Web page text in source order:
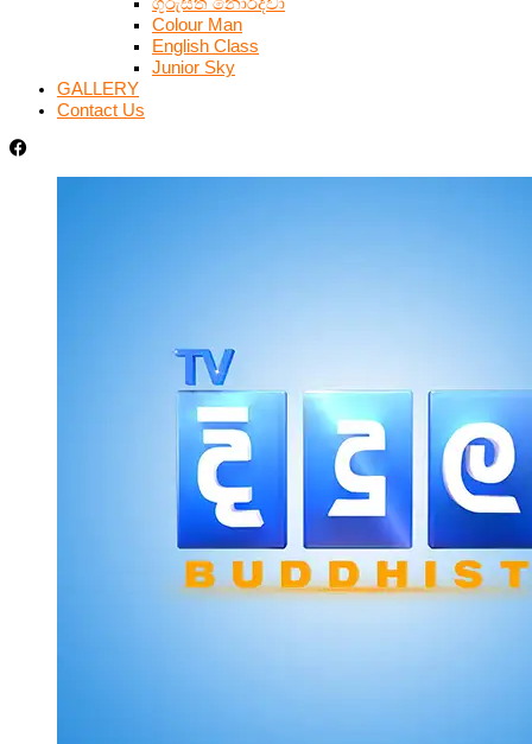
Colour Man
English Class
Junior Sky
GALLERY
Contact Us